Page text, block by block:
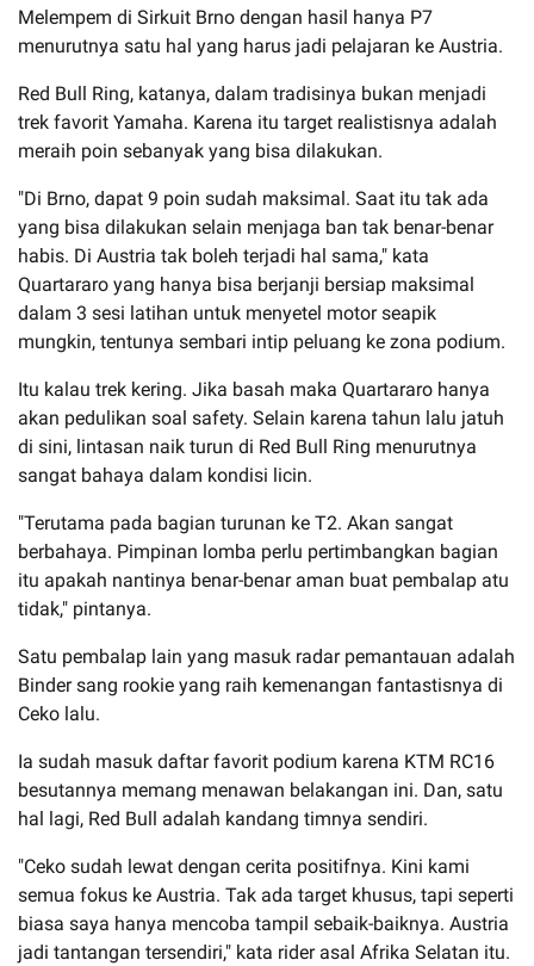
Melempem di Sirkuit Brno dengan hasil hanya P7
menurutnya satu hal yang harus jadi pelajaran ke Austria.
Red Bull Ring, katanya, dalam tradisinya bukan menjadi
trek favorit Yamaha. Karena itu target realistisnya adalah
meraih poin sebanyak yang bisa dilakukan.
"Di Brno, dapat 9 poin sudah maksimal. Saat itu tak ada
yang bisa dilakukan selain menjaga ban tak benar-benar
habis. Di Austria tak boleh terjadi hal sama," kata
Quartararo yang hanya bisa berjanji bersiap maksimal
dalam 3 sesi latihan untuk menyetel motor seapik
mungkin, tentunya sembari intip peluang ke zona podium.
Itu kalau trek kering. Jika basah maka Quartararo hanya
akan pedulikan soal safety. Selain karena tahun lalu jatuh
di sini, lintasan naik turun di Red Bull Ring menurutnya
sangat bahaya dalam kondisi licin.
"Terutama pada bagian turunan ke T2. Akan sangat
berbahaya. Pimpinan lomba perlu pertimbangkan bagian
itu apakah nantinya benar-benar aman buat pembalap atu
tidak," pintanya.
Satu pembalap lain yang masuk radar pemantauan adalah
Binder sang rookie yang raih kemenangan fantastisnya di
Ceko lalu.
Ia sudah masuk daftar favorit podium karena KTM RC16
besutannya memang menawan belakangan ini. Dan, satu
hal lagi, Red Bull adalah kandang timnya sendiri.
"Ceko sudah lewat dengan cerita positifnya. Kini kami
semua fokus ke Austria. Tak ada target khusus, tapi seperti
biasa saya hanya mencoba tampil sebaik-baiknya. Austria
jadi tantangan tersendiri," kata rider asal Afrika Selatan itu.